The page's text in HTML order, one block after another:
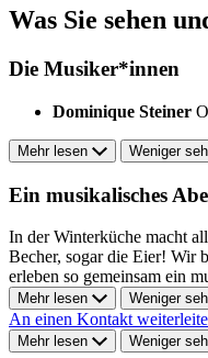
Was Sie sehen
Die Musiker*innen
Dominique Steiner
Mehr lesen Weniger
Ein musikalisches
In der Winterküche macht
Becher, sogar die Eier! Wir
erleben so gemeinsam ein
Mehr lesen Weniger
An einen Kontakt
Mehr lesen Weniger